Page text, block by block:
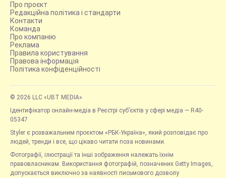
Про проєкт
Редакційна політика і стандарти
Контакти
Команда
Про компанію
Реклама
Правила користування
Правова інформація
Політика конфіденційності
© 2026 LLC «UBT MEDIA»
Ідентифікатор онлайн-медіа в Реєстрі суб’єктів у сфері медіа — R40-
05347
Styler є розважальним проєктом «РБК-Україна», який розповідає про
людей, тренди і все, що цікаво читати поза новинами.
Фотографії, ілюстрації та інші зображення належать їхнім
правовласникам. Використання фотографій, позначених Getty Images,
допускається виключно за наявності письмового дозволу